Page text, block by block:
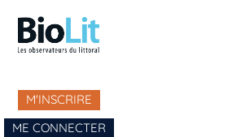
M'INSCRIRE
ME CONNECTER